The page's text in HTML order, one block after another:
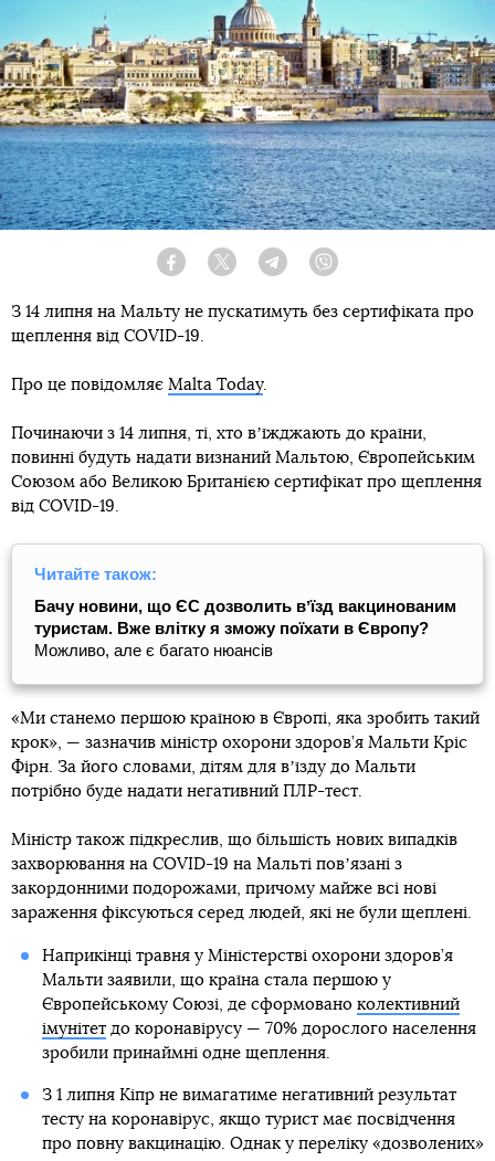
Facebook Twitter Telegram
З 14 липня на Мальту не пускатимуть без сертифіката про
щеплення від COVID-19.
Про це повідомляє Malta Today.
Починаючи з 14 липня, ті, хто вʼїжджають до країни,
повинні будуть надати визнаний Мальтою, Європейським
Союзом або Великою Британією сертифікат про щеплення
від COVID-19.
Читайте також:
Бачу новини, що ЄС дозволить вʼїзд вакцинованим
туристам. Вже влітку я зможу поїхати в Європу?
Можливо, але є багато нюансів
«Ми станемо першою країною в Європі, яка зробить такий
крок», — зазначив міністр охорони здоров’я Мальти Кріс
Фірн. За його словами, дітям для вʼїзду до Мальти
потрібно буде надати негативний ПЛР-тест.
Міністр також підкреслив, що більшість нових випадків
захворювання на COVID-19 на Мальті повʼязані з
закордонними подорожами, причому майже всі нові
зараження фіксуються серед людей, які не були щеплені.
Наприкінці травня у Міністерстві охорони здоров’я
Мальти заявили, що країна стала першою у
Європейському Союзі, де сформовано колективний
імунітетдо коронавірусу — 70% дорослого населення
зробили принаймні одне щеплення.
З 1 липня Кіпр не вимагатиме негативний результат
тесту на коронавірус, якщо турист має посвідчення
про повну вакцинацію. Однак у переліку «дозволених»